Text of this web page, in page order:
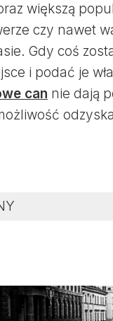
większą
czy nawet
Gdy coś
i podać je
can nie dają